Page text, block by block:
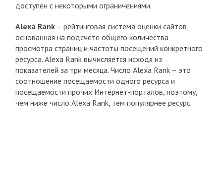
доступен с некоторыми ограничениями.
Alexa Rank– рейтинговая система оценки сайтов,
основанная на подсчете общего количества
просмотра страниц и частоты посещений конкретного
ресурса. Alexa Rank вычисляется исходя из
показателей за три месяца. Число Alexa Rank – это
соотношение посещаемости одного ресурса и
посещаемости прочих Интернет-порталов, поэтому,
чем ниже число Alexa Rank, тем популярнее ресурс.